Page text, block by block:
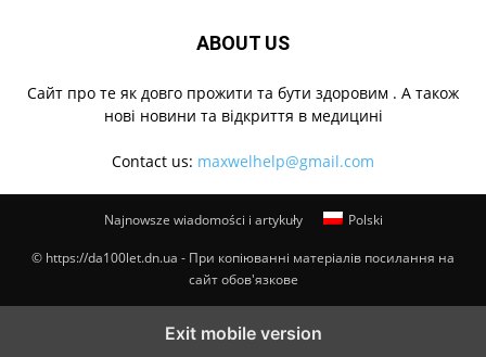
ABOUT US
Cайт про те як довго прожити та бути здоровим . А також
нові новини та відкриття в медицині
Contact us: maxwelhelp@gmail.com
Najnowsze wiadomości i artykuły Polski
© https://da100let.dn.ua - При копіюванні матеріалів посилання на
сайт обов'язкове
Exit mobile version